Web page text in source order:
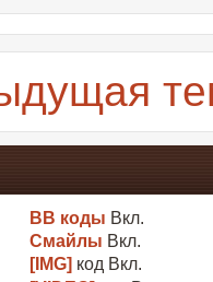
BB коды Вкл.
Смайлы Вкл.
[IMG] код Вкл.